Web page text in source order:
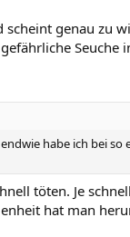
genau zu
Seuche
habe ich bei so
töten. Je
hat man